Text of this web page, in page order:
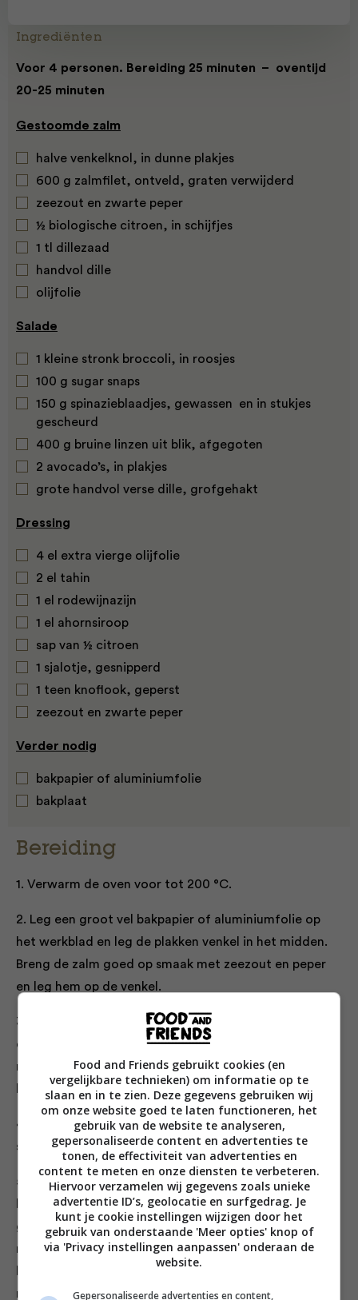
Ingrediënten
Voor 4 personen. Bereiding 25 minuten – oventijd
20-25 minuten
Gestoomde zalm
halve venkelknol, in dunne plakjes
600 g zalmfilet, ontveld, graten verwijderd
zeezout en zwarte peper
½ biologische citroen, in schijfjes
1 tl dillezaad
handvol dille
olijfolie
Salade
1 kleine stronk broccoli, in roosjes
100 g sugar snaps
150 g spinazieblaadjes, gewassen en in stukjes
gescheurd
400 g bruine linzen uit blik, afgegoten
2 avocado’s, in plakjes
grote handvol verse dille, grofgehakt
Dressing
4 el extra vierge olijfolie
2 el tahin
1 el rodewijnazijn
1 el ahornsiroop
sap van ½ citroen
1 sjalotje, gesnipperd
1 teen knoflook, geperst
zeezout en zwarte peper
Verder nodig
bakpapier of aluminiumfolie
bakplaat
Bereiding
1. Verwarm de oven voor tot 200 °C.
2. Leg een groot vel bakpapier of aluminiumfolie op
het werkblad en leg de plakken venkel in het midden.
Breng de zalm goed op smaak met zeezout en peper
en leg hem op de venkel.
3. Bedek de vis met de citroenschijfjes, dillezaad, dille
en een beetje olijfolie. Maak een pakketje door de
randen van het papier of het aluminiumfolie naar
binnen te vouwen en te draaien.
4. Let op dat er geen openingen blijven waardoor de
stoom en kookvocht van de vis kan ontsnappen.
5. Stoom de vis 20 tot 25 minuten op een bakplaat in
het midden van de oven, afhankelijk van of je één
groot stuk of meerdere kleine stukken hebt. Ik neem
meestal één groot stuk. Na 20 minuten is dan de
nog steeds een beetje rosé. Dat is precies zoals ik het
Food and Friends gebruikt cookies (en
vergelijkbare technieken) om informatie op te
slaan en in te zien. Deze gegevens gebruiken wij
om onze website goed te laten functioneren, het
gebruik van de website te analyseren,
gepersonaliseerde content en advertenties te
tonen, de effectiviteit van advertenties en
content te meten en onze diensten te verbeteren.
Hiervoor verzamelen wij gegevens zoals unieke
advertentie ID’s, geolocatie en surfgedrag. Je
kunt je cookie instellingen wijzigen door het
gebruik van onderstaande 'Meer opties' knop of
via 'Privacy instellingen aanpassen' onderaan de
website.
Gepersonaliseerde advertenties en content,